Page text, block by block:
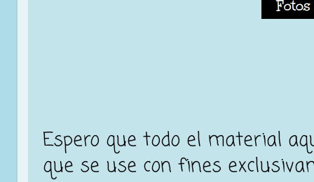
Espero que todo el material
que se use con fines